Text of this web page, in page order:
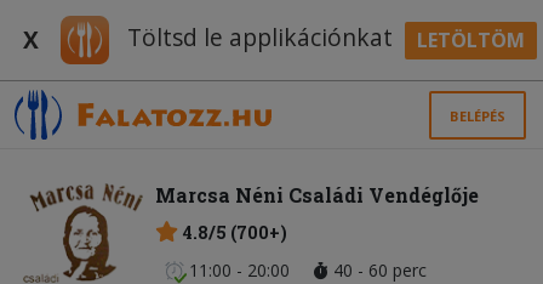
X Töltsd le applikációnkat LETÖLTÖM
BELÉPÉS
Marcsa Néni Családi Vendéglője
4.8/5 (700+)
11:00 - 20:00
40 - 60 perc